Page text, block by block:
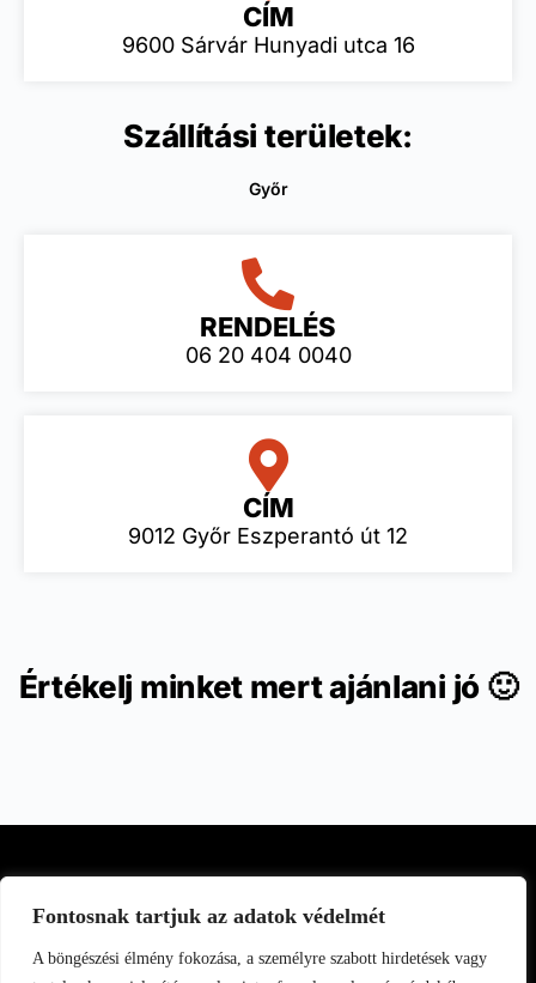
Fontosnak tartjuk az adatok védelmét
A böngészési élmény fokozása, a személyre szabott hirdetések vagy
CÍM
9600 Sárvár Hunyadi utca 16
Szállítási területek:
Győr
RENDELÉS
06 20 404 0040
CÍM
9012 Győr Eszperantó út 12
Értékelj minket mert ajánlani jó 🙂